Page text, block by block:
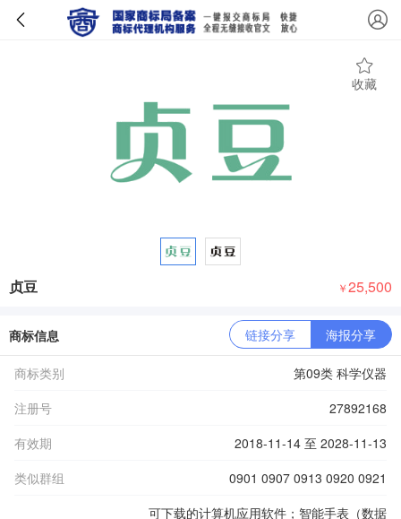
收藏
贞豆 ￥25,500
商标信息 链接分享 海报分享
商标类别
第09类 科学仪器
注册号
27892168
有效期
2018-11-14 至 2028-11-13
类似群组
0901 0907 0913 0920 0921
可下载的计算机应用软件；智能手表（数据